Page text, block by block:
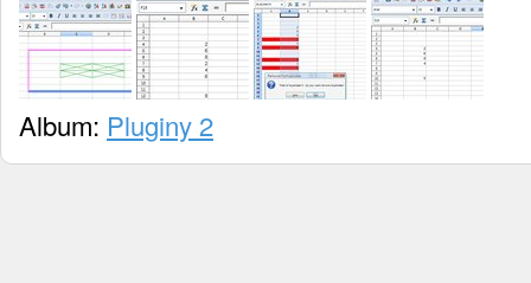
Album: Pluginy 2